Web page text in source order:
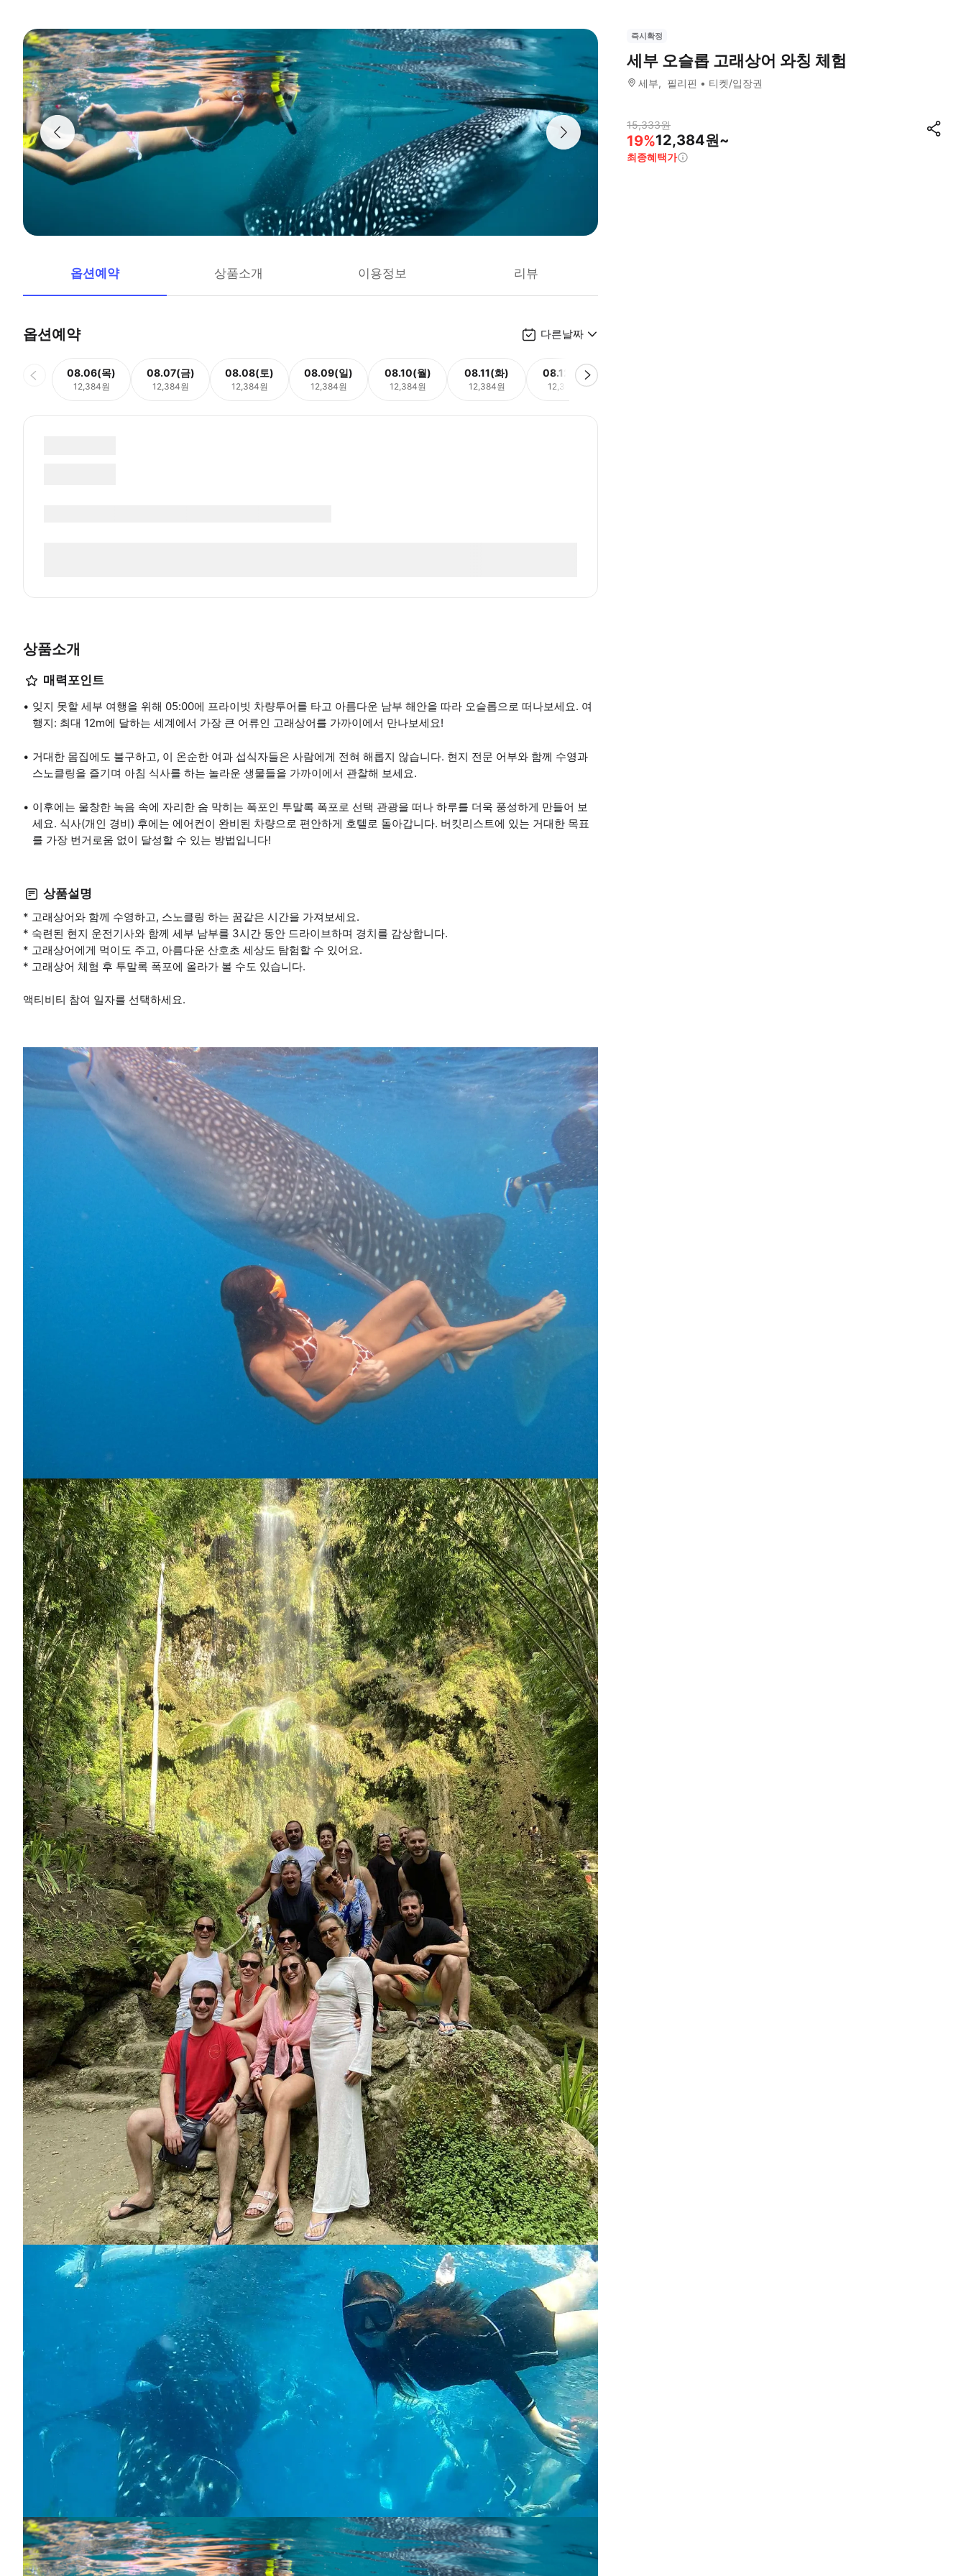
옵션예약 상품소개 이용정보 리뷰
옵션예약 다른날짜
08.06(목)
12,384원
08.07(금)
12,384원
08.08(토)
12,384원
08.09(일)
12,384원
08.10(월)
12,384원
08.11(화)
12,384원
08.12(수)
12,384원
상품소개
매력포인트
잊지 못할 세부 여행을 위해 05:00에 프라이빗 차량투어를 타고 아름다운 남부 해안을 따라 오슬롭으로 떠나보세요. 여
행지: 최대 12m에 달하는 세계에서 가장 큰 어류인 고래상어를 가까이에서 만나보세요!
거대한 몸집에도 불구하고, 이 온순한 여과 섭식자들은 사람에게 전혀 해롭지 않습니다. 현지 전문 어부와 함께 수영과
스노클링을 즐기며 아침 식사를 하는 놀라운 생물들을 가까이에서 관찰해 보세요.
이후에는 울창한 녹음 속에 자리한 숨 막히는 폭포인 투말록 폭포로 선택 관광을 떠나 하루를 더욱 풍성하게 만들어 보
세요. 식사(개인 경비) 후에는 에어컨이 완비된 차량으로 편안하게 호텔로 돌아갑니다. 버킷리스트에 있는 거대한 목표
를 가장 번거로움 없이 달성할 수 있는 방법입니다!
상품설명
* 고래상어와 함께 수영하고, 스노클링 하는 꿈같은 시간을 가져보세요.
* 숙련된 현지 운전기사와 함께 세부 남부를 3시간 동안 드라이브하며 경치를 감상합니다.
* 고래상어에게 먹이도 주고, 아름다운 산호초 세상도 탐험할 수 있어요.
* 고래상어 체험 후 투말록 폭포에 올라가 볼 수도 있습니다.
액티비티 참여 일자를 선택하세요.
즉시확정
세부 오슬롭 고래상어 와칭 체험
세부 필리핀 티켓/입장권
15,333원
19%12,384원~
최종혜택가